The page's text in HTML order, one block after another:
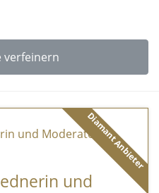
verfeinern
Diamant Anbieter
und